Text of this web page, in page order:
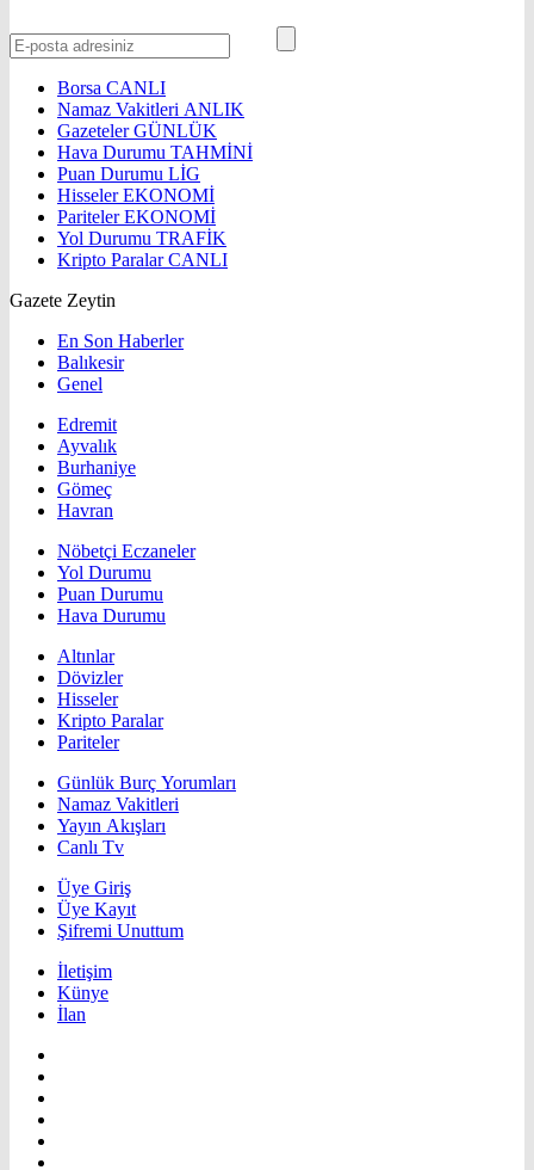
Borsa CANLI
Namaz Vakitleri ANLIK
GazetelerGÜNLÜK
Hava Durumu TAHMİNİ
Puan Durumu LİG
HisselerEKONOMİ
ParitelerEKONOMİ
Yol Durumu TRAFİK
Kripto ParalarCANLI
Gazete Zeytin
En Son Haberler
Balıkesir
Genel
Edremit
Ayvalık
Burhaniye
Gömeç
Havran
Nöbetçi Eczaneler
Yol Durumu
Puan Durumu
Hava Durumu
Altınlar
Dövizler
Hisseler
Kripto Paralar
Pariteler
Günlük Burç Yorumları
Namaz Vakitleri
Yayın Akışları
Canlı Tv
Üye Giriş
Üye Kayıt
Şifremi Unuttum
İletişim
Künye
İlan